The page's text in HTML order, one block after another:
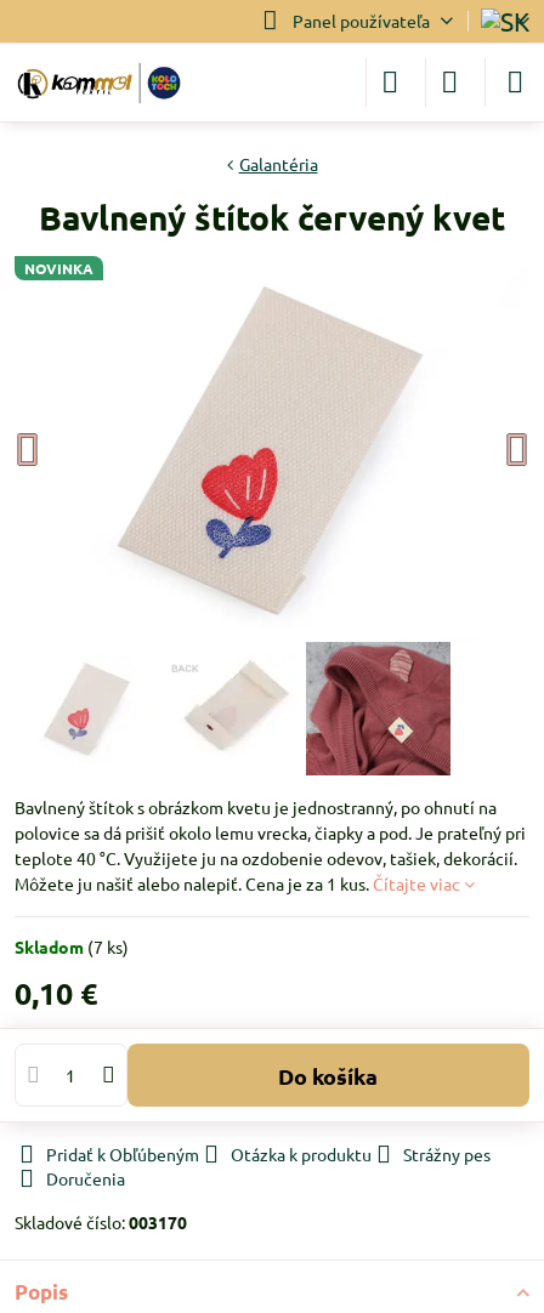
Panel používateľa
NOVINKA
Galantéria
Bavlnený štítok červený kvet
Bavlnený štítok s obrázkom kvetu je jednostranný, po ohnutí na
polovice sa dá prišiť okolo lemu vrecka, čiapky a pod. Je prateľný pri
teplote 40 °C. Využijete ju na ozdobenie odevov, tašiek, dekorácií.
Môžete ju našiť alebo nalepiť. Cena je za 1 kus. Čítajte viac
Skladom (7 ks)
0,10 €
Do košíka
Pridať k Obľúbeným Otázka k produktu
Strážny pes
Doručenia
Skladové číslo:003170
Popis